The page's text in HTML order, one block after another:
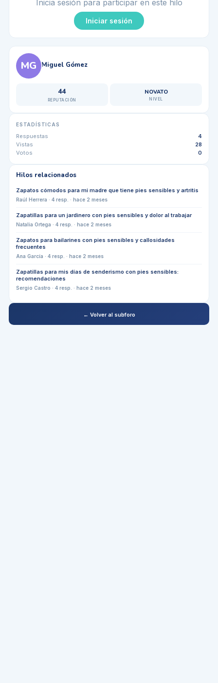
Inicia sesión para participar en este hilo
Iniciar sesión
MG Miguel Gómez
44
REPUTACIÓN
NOVATO
NIVEL
ESTADÍSTICAS
Respuestas
4
Vistas
28
Votos
0
Hilos relacionados
Zapatos cómodos para mi madre que tiene pies sensibles y artritis
Raúl Herrera · 4resp. · hace 2 meses
Zapatillas para un jardinero con pies sensibles y dolor al trabajar
Natalia Ortega · 4resp. · hace 2 meses
Zapatos para bailarines con pies sensibles y callosidades
frecuentes
Ana García · 4resp. · hace 2 meses
Zapatillas para mis días de senderismo con pies sensibles:
recomendaciones
Sergio Castro · 4resp. · hace 2 meses
← Volver al subforo